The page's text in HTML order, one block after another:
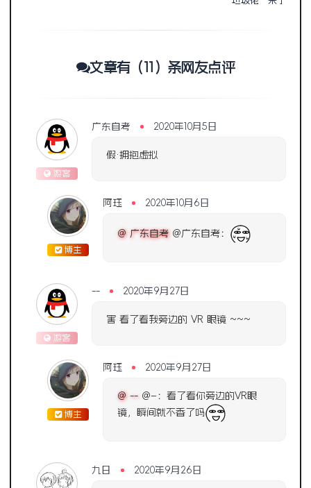
文章有（11）条网友点评
游客
广东自考 2020年10月5日
假·拥抱虚拟
博主
阿珏 2020年10月6日
@ 广东自考@广东自考：
游客
-- 2020年9月27日
害 看了看我旁边的 VR 眼镜 ~~~
博主
阿珏 2020年9月27日
@ -- @–：看了看你旁边的VR眼
镜，瞬间就不香了吗
九日 2020年9月26日